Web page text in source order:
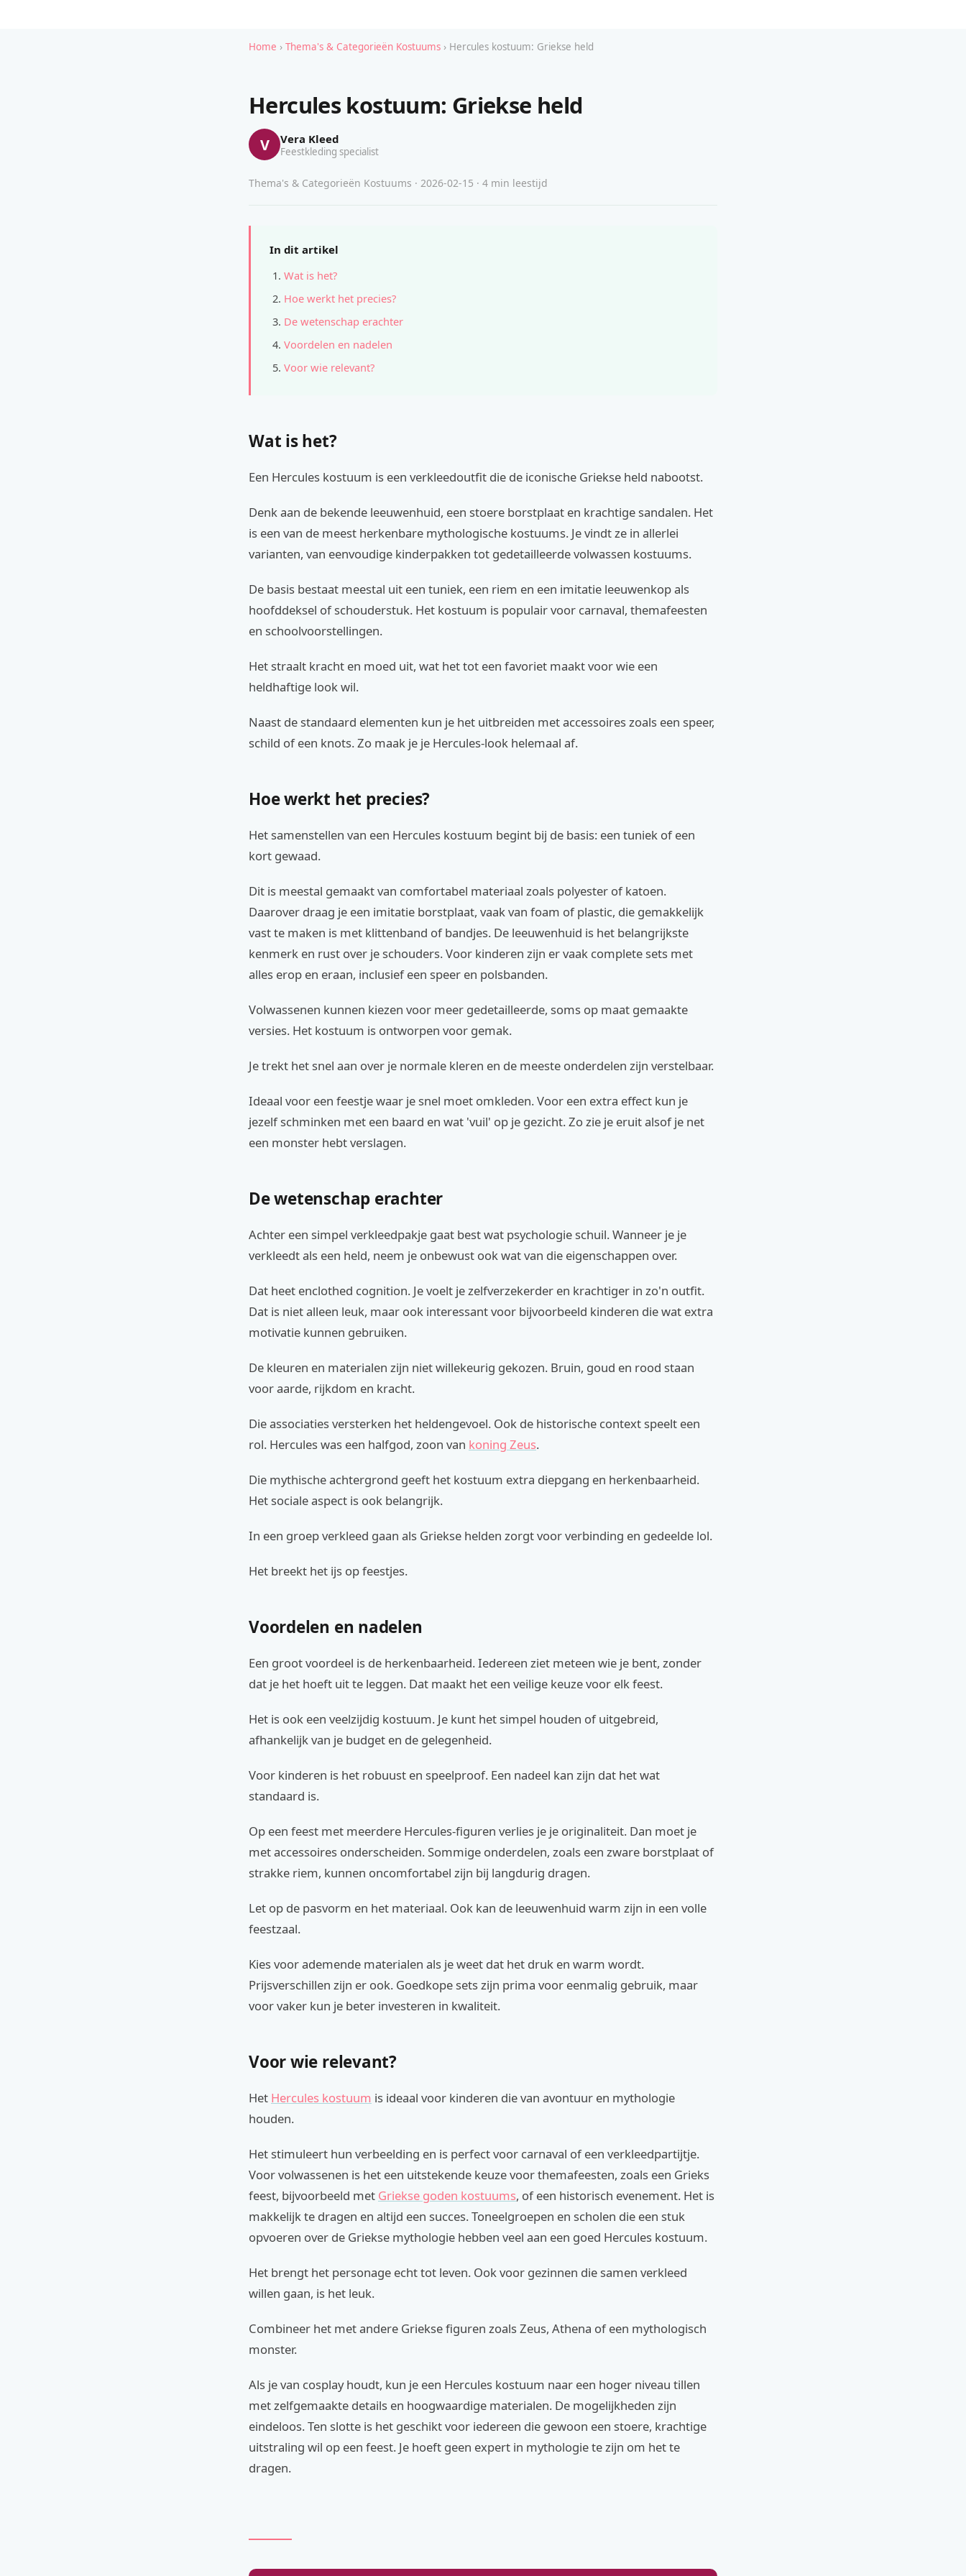
Home › Thema's & Categorieën Kostuums › Hercules kostuum: Griekse held
Hercules kostuum: Griekse held
V Vera Kleed
Feestkleding specialist
Thema's & Categorieën Kostuums · 2026-02-15 · 4 min leestijd
In dit artikel
Wat is het?
Hoe werkt het precies?
De wetenschap erachter
Voordelen en nadelen
Voor wie relevant?
Wat is het?
Een Hercules kostuum is een verkleedoutfit die de iconische Griekse held nabootst.
Denk aan de bekende leeuwenhuid, een stoere borstplaat en krachtige sandalen. Het
is een van de meest herkenbare mythologische kostuums. Je vindt ze in allerlei
varianten, van eenvoudige kinderpakken tot gedetailleerde volwassen kostuums.
De basis bestaat meestal uit een tuniek, een riem en een imitatie leeuwenkop als
hoofddeksel of schouderstuk. Het kostuum is populair voor carnaval, themafeesten
en schoolvoorstellingen.
Het straalt kracht en moed uit, wat het tot een favoriet maakt voor wie een
heldhaftige look wil.
Naast de standaard elementen kun je het uitbreiden met accessoires zoals een speer,
schild of een knots. Zo maak je je Hercules-look helemaal af.
Hoe werkt het precies?
Het samenstellen van een Hercules kostuum begint bij de basis: een tuniek of een
kort gewaad.
Dit is meestal gemaakt van comfortabel materiaal zoals polyester of katoen.
Daarover draag je een imitatie borstplaat, vaak van foam of plastic, die gemakkelijk
vast te maken is met klittenband of bandjes. De leeuwenhuid is het belangrijkste
kenmerk en rust over je schouders. Voor kinderen zijn er vaak complete sets met
alles erop en eraan, inclusief een speer en polsbanden.
Volwassenen kunnen kiezen voor meer gedetailleerde, soms op maat gemaakte
versies. Het kostuum is ontworpen voor gemak.
Je trekt het snel aan over je normale kleren en de meeste onderdelen zijn verstelbaar.
Ideaal voor een feestje waar je snel moet omkleden. Voor een extra effect kun je
jezelf schminken met een baard en wat 'vuil' op je gezicht. Zo zie je eruit alsof je net
een monster hebt verslagen.
De wetenschap erachter
Achter een simpel verkleedpakje gaat best wat psychologie schuil. Wanneer je je
verkleedt als een held, neem je onbewust ook wat van die eigenschappen over.
Dat heet enclothed cognition. Je voelt je zelfverzekerder en krachtiger in zo'n outfit.
Dat is niet alleen leuk, maar ook interessant voor bijvoorbeeld kinderen die wat extra
motivatie kunnen gebruiken.
De kleuren en materialen zijn niet willekeurig gekozen. Bruin, goud en rood staan
voor aarde, rijkdom en kracht.
Die associaties versterken het heldengevoel. Ook de historische context speelt een
rol. Hercules was een halfgod, zoon van koning Zeus.
Die mythische achtergrond geeft het kostuum extra diepgang en herkenbaarheid.
Het sociale aspect is ook belangrijk.
In een groep verkleed gaan als Griekse helden zorgt voor verbinding en gedeelde lol.
Het breekt het ijs op feestjes.
Voordelen en nadelen
Een groot voordeel is de herkenbaarheid. Iedereen ziet meteen wie je bent, zonder
dat je het hoeft uit te leggen. Dat maakt het een veilige keuze voor elk feest.
Het is ook een veelzijdig kostuum. Je kunt het simpel houden of uitgebreid,
afhankelijk van je budget en de gelegenheid.
Voor kinderen is het robuust en speelproof. Een nadeel kan zijn dat het wat
standaard is.
Op een feest met meerdere Hercules-figuren verlies je je originaliteit. Dan moet je
met accessoires onderscheiden. Sommige onderdelen, zoals een zware borstplaat of
strakke riem, kunnen oncomfortabel zijn bij langdurig dragen.
Let op de pasvorm en het materiaal. Ook kan de leeuwenhuid warm zijn in een volle
feestzaal.
Kies voor ademende materialen als je weet dat het druk en warm wordt.
Prijsverschillen zijn er ook. Goedkope sets zijn prima voor eenmalig gebruik, maar
voor vaker kun je beter investeren in kwaliteit.
Voor wie relevant?
Het Hercules kostuum is ideaal voor kinderen die van avontuur en mythologie
houden.
Het stimuleert hun verbeelding en is perfect voor carnaval of een verkleedpartijtje.
Voor volwassenen is het een uitstekende keuze voor themafeesten, zoals een Grieks
feest, bijvoorbeeld met Griekse goden kostuums, of een historisch evenement. Het is
makkelijk te dragen en altijd een succes. Toneelgroepen en scholen die een stuk
opvoeren over de Griekse mythologie hebben veel aan een goed Hercules kostuum.
Het brengt het personage echt tot leven. Ook voor gezinnen die samen verkleed
willen gaan, is het leuk.
Combineer het met andere Griekse figuren zoals Zeus, Athena of een mythologisch
monster.
Als je van cosplay houdt, kun je een Hercules kostuum naar een hoger niveau tillen
met zelfgemaakte details en hoogwaardige materialen. De mogelijkheden zijn
eindeloos. Ten slotte is het geschikt voor iedereen die gewoon een stoere, krachtige
uitstraling wil op een feest. Je hoeft geen expert in mythologie te zijn om het te
dragen.